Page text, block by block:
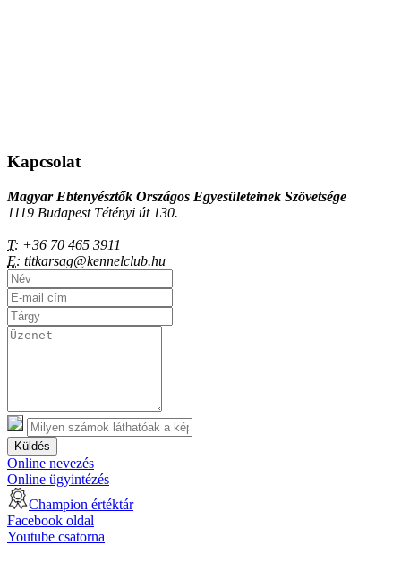
Kapcsolat
Magyar Ebtenyésztők Országos Egyesületeinek Szövetsége
1119 Budapest Tétényi út 130.
T: +36 70 465 3911
E: titkarsag@kennelclub.hu
Küldés
Online nevezés
Online ügyintézés
Champion értéktár
Facebook oldal
Youtube csatorna